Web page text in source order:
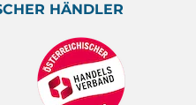
HÄNDLER